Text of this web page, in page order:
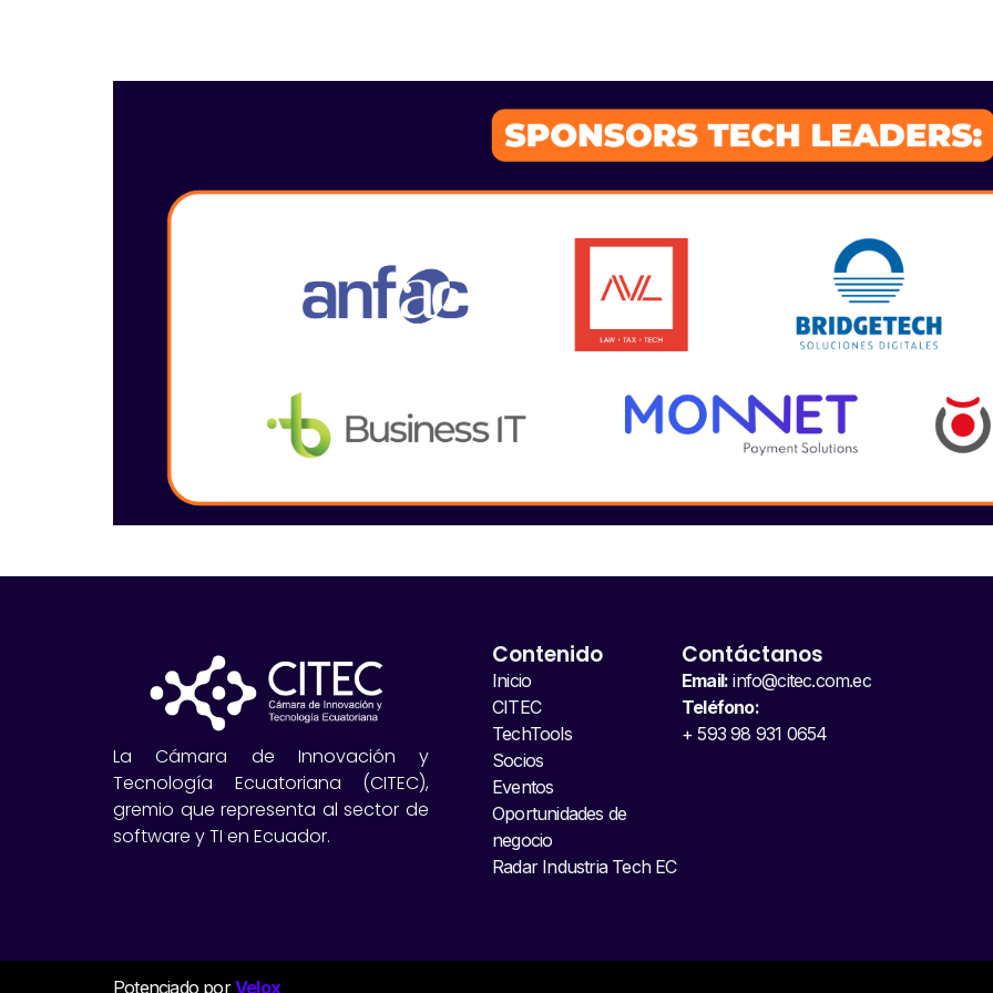
La Cámara de Innovación y
Tecnología Ecuatoriana (CITEC),
gremio que representa al sector de
software y TI en Ecuador.
Contenido
Inicio
CITEC
TechTools
Socios
Eventos
Oportunidades de
negocio
Radar Industria Tech EC
Contáctanos
Email: info@citec.com.ec
Teléfono:
+ 593 98 931 0654
Potenciado porVelox